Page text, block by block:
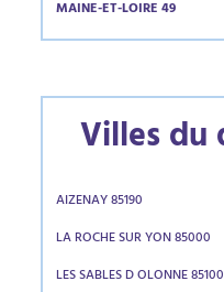
MAINE-ET-LOIRE 49
Villes du
AIZENAY 85190
LA ROCHE SUR YON 85000
LES SABLES D OLONNE 85100